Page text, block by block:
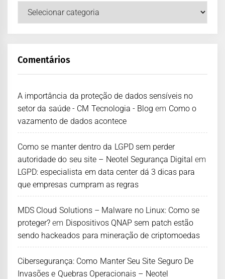
Comentários
A importância da proteção de dados sensíveis no
setor da saúde - CM Tecnologia - Blog em Como o
vazamento de dados acontece
Como se manter dentro da LGPD sem perder
autoridade do seu site – Neotel Segurança Digital em
LGPD: especialista em data center dá 3 dicas para
que empresas cumpram as regras
MDS Cloud Solutions – Malware no Linux: Como se
proteger? em Dispositivos QNAP sem patch estão
sendo hackeados para mineração de criptomoedas
Cibersegurança: Como Manter Seu Site Seguro De
Invasões e Quebras Operacionais – Neotel